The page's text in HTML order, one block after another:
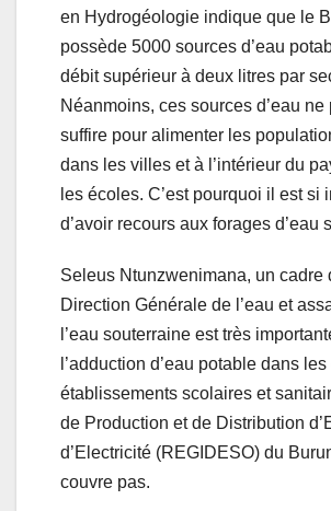
en Hydrogéologie indique que le
possède 5000 sources d’eau
débit supérieur à deux litres par
Néanmoins, ces sources d’eau
suffire pour alimenter les
dans les villes et à l’intérieur du
les écoles. C’est pourquoi il est si
d’avoir recours aux forages d’eau
Seleus Ntunzwenimana, un cadre
Direction Générale de l’eau et
l’eau souterraine est très
l’adduction d’eau potable dans
établissements scolaires et
de Production et de Distribution
d’Electricité (REGIDESO) du
couvre pas.